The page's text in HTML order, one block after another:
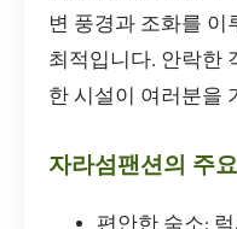
변 풍경과 조화를 이
최적입니다. 안락한
한 시설이 여러분을
자라섬팬션의 주
편안한 숙소: